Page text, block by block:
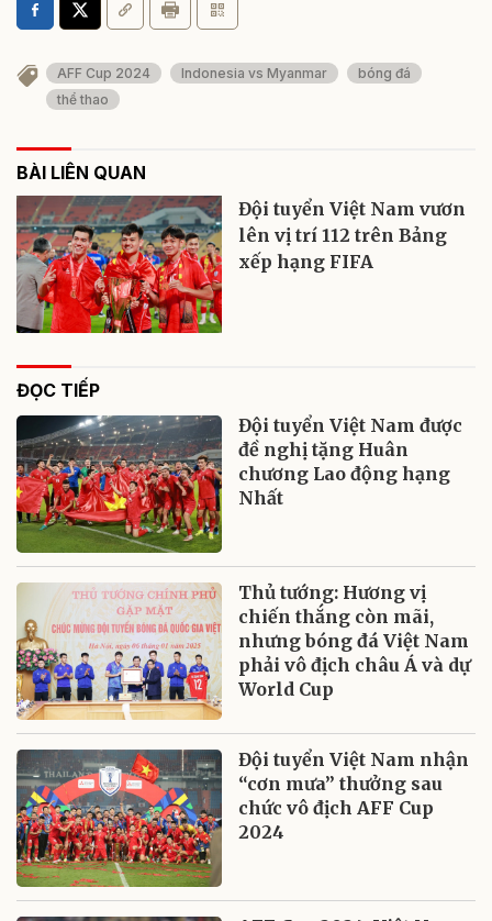
AFF Cup 2024 Indonesia vs Myanmar
bóng đá
thể thao
BÀI LIÊN QUAN
Đội tuyển Việt Nam vươn
lên vị trí 112 trên Bảng
xếp hạng FIFA
ĐỌC TIẾP
Đội tuyển Việt Nam được
đề nghị tặng Huân
chương Lao động hạng
Nhất
Thủ tướng: Hương vị
chiến thắng còn mãi,
nhưng bóng đá Việt Nam
phải vô địch châu Á và dự
World Cup
Đội tuyển Việt Nam nhận
“cơn mưa” thưởng sau
chức vô địch AFF Cup
2024